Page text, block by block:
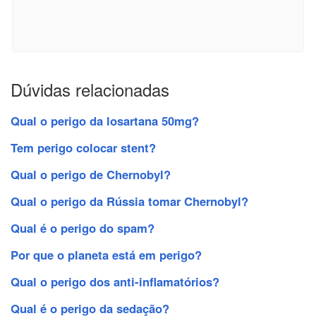
Dúvidas relacionadas
Qual o perigo da losartana 50mg?
Tem perigo colocar stent?
Qual o perigo de Chernobyl?
Qual o perigo da Rússia tomar Chernobyl?
Qual é o perigo do spam?
Por que o planeta está em perigo?
Qual o perigo dos anti-inflamatórios?
Qual é o perigo da sedação?